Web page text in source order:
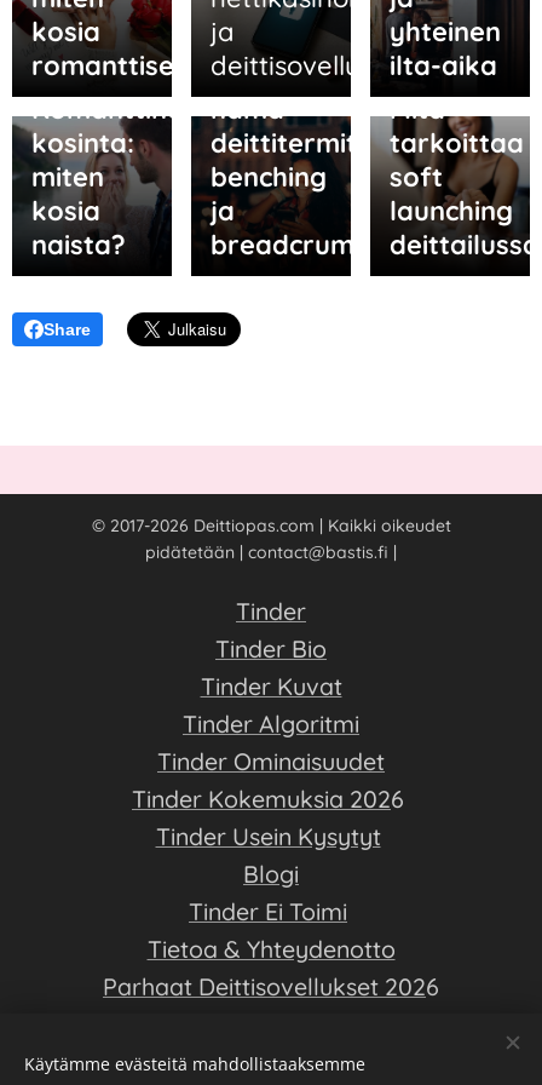
kosia
romanttisesti?
ja
deittisovelluksissa
yhteinen
ilta-aika
05.06.2026
Romanttinen
kosinta:
miten
kosia
naista?
13.05.2026
Tunnetko
nämä
deittitermit:
benching
ja
breadcrumbing?
06.05.2026
Mitä
tarkoittaa
soft
launching
Share
© 2017-2026 Deittiopas.com | Kaikki oikeudet
pidätetään | contact@bastis.fi |
Tinder
Tinder Bio
Tinder Kuvat
Tinder Algoritmi
Tinder Ominaisuudet
Tinder Kokemuksia 2026
Tinder Usein Kysytyt
Blogi
Tinder Ei Toimi
Tietoa & Yhteydenotto
Parhaat Deittisovellukset 2026
Deittiopas on ilmainen opas deittisovellusten saloihin - Luo hyvä
Tinder profiili, ja löydä elämäsi rakkaus!
Käytämme evästeitä mahdollistaaksemme